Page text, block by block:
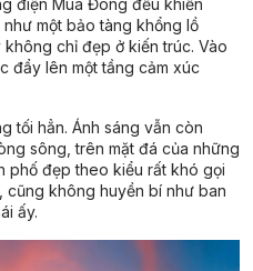
điện Mùa Đông đều khiến
một bảo tàng khổng lồ
chỉ đẹp ở kiến trúc. Vào
đẩy lên một tầng cảm xúc
tối hẳn. Ánh sáng vẫn còn
sông, trên mặt đá của những
phố đẹp theo kiểu rất khó gọi
không huyền bí như ban
ấy.